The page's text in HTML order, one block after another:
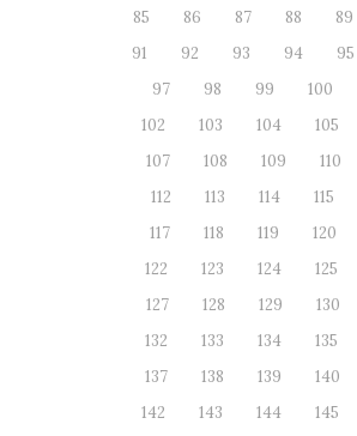
85
86 87 88 89
91
92 93 94 95
97
98 99 100
102
103 104 105
107
108 109 110
112
113 114 115
117
118 119 120
122
123 124 125
127
128 129 130
132
133 134 135
137
138 139 140
142
143 144 145